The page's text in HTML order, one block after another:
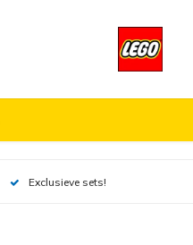
Exclusieve sets!